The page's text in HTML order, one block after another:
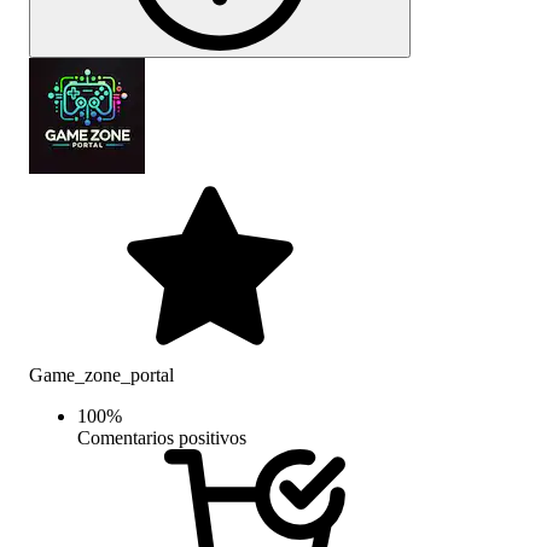
Game_zone_portal
100%
Comentarios positivos